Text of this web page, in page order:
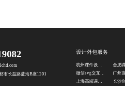
市长益路蓝海B座1201
设计外包服务
杭州课件设计公司
上海高端课件定制公司